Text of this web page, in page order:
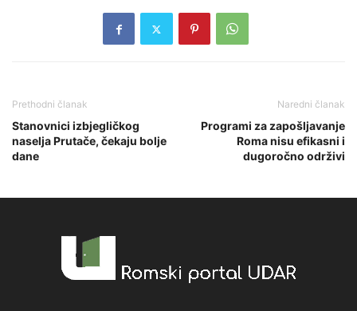
Prethodni članak
Stanovnici izbjegličkog
naselja Prutače, čekaju bolje
dane
Naredni članak
Programi za zapošljavanje
Roma nisu efikasni i
dugoročno održivi